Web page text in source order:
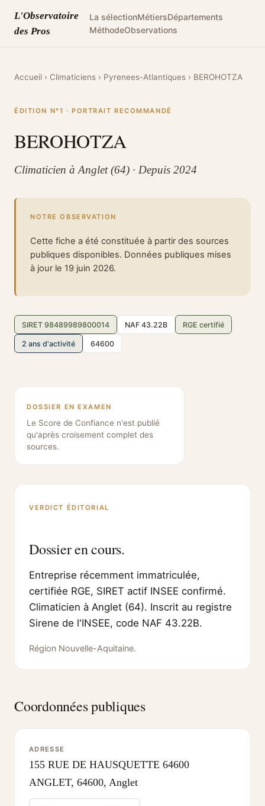
L'Observatoire
des Pros
La sélectionMétiersDépartements
MéthodeObservations
Accueil › Climaticiens › Pyrenees-Atlantiques › BEROHOTZA
ÉDITION N°1 · PORTRAIT RECOMMANDÉ
BEROHOTZA
Climaticien à Anglet (64) · Depuis 2024
NOTRE OBSERVATION
Cette fiche a été constituée à partir des sources
publiques disponibles. Données publiques mises
à jour le 19 juin 2026.
SIRET 98489989800014 NAF 43.22B RGE certifié
2 ans d'activité 64600
DOSSIER EN EXAMEN
Le Score de Confiance n'est publié
qu'après croisement complet des
sources.
VERDICT ÉDITORIAL
Dossier en cours.
Entreprise récemment immatriculée,
certifiée RGE, SIRET actif INSEE confirmé.
Climaticien à Anglet (64). Inscrit au registre
Sirene de l'INSEE, code NAF 43.22B.
Région Nouvelle-Aquitaine.
Coordonnées publiques
ADRESSE
155 RUE DE HAUSQUETTE 64600
ANGLET, 64600, Anglet